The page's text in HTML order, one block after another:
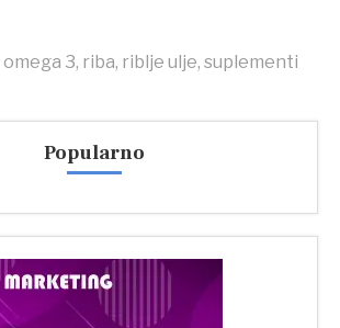
omega 3, riba, riblje ulje, suplementi
Popularno